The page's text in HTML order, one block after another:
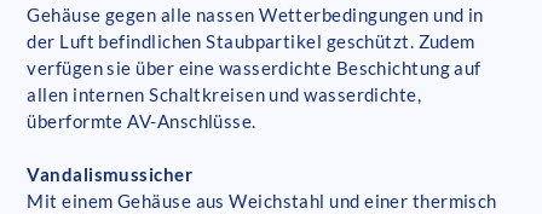
Gehäuse gegen alle nassen Wetterbedingungen und in
der Luft befindlichen Staubpartikel geschützt. Zudem
verfügen sie über eine wasserdichte Beschichtung auf
allen internen Schaltkreisen und wasserdichte,
überformte AV-Anschlüsse.
Vandalismussicher
Mit einem Gehäuse aus Weichstahl und einer thermisch